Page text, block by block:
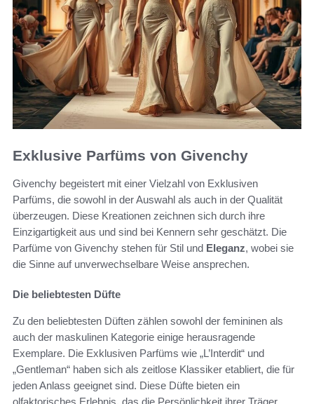
Exklusive Parfüms von Givenchy
Givenchy begeistert mit einer Vielzahl von Exklusiven
Parfüms, die sowohl in der Auswahl als auch in der Qualität
überzeugen. Diese Kreationen zeichnen sich durch ihre
Einzigartigkeit aus und sind bei Kennern sehr geschätzt. Die
Parfüme von Givenchy stehen für Stil und Eleganz, wobei sie
die Sinne auf unverwechselbare Weise ansprechen.
Die beliebtesten Düfte
Zu den beliebtesten Düften zählen sowohl der femininen als
auch der maskulinen Kategorie einige herausragende
Exemplare. Die Exklusiven Parfüms wie „L’Interdit“ und
„Gentleman“ haben sich als zeitlose Klassiker etabliert, die für
jeden Anlass geeignet sind. Diese Düfte bieten ein